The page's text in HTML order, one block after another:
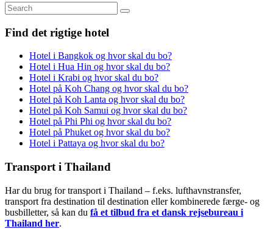
Search
for:
Find det rigtige hotel
Hotel i Bangkok og hvor skal du bo?
Hotel i Hua Hin og hvor skal du bo?
Hotel i Krabi og hvor skal du bo?
Hotel på Koh Chang og hvor skal du bo?
Hotel på Koh Lanta og hvor skal du bo?
Hotel på Koh Samui og hvor skal du bo?
Hotel på Phi Phi og hvor skal du bo?
Hotel på Phuket og hvor skal du bo?
Hotel i Pattaya og hvor skal du bo?
Transport i Thailand
Har du brug for transport i Thailand – f.eks. lufthavnstransfer,
transport fra destination til destination eller kombinerede færge- og
busbilletter, så kan du få et tilbud fra et dansk rejsebureau i
Thailand her.